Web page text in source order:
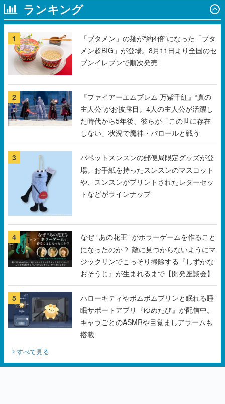
ランキング
1
「ブタメン」の麺が“約4倍”になった「ブタ
メン超BIG」が登場。8月11日より全国のセ
ブンイレブンで順次発売
2
『ファイアーエムブレム 万紫千紅』“真の
主人公”がお披露目。4人の主人公が活躍し
た時代から5年後、彼らが「この世に存在
しない」状況で魔神・バロールと戦う
3
パペットスンスンの郵便局限定グッズが登
場。お手紙を持ったスンスンのマスコット
や、スンスンがプリントされたレターセッ
トなどがラインナップ
4
なぜ “あの花王” がホラーゲームを作ること
になったのか？ 敵に見つからないようにマ
ジックリンでこっそり掃除する『しずかな
おそうじ』が生まれるまで【開発座談会】
5
ハローキティやポムポムプリンと眠れる睡
眠サポートアプリ『ゆめたび』が配信中。
キャラごとのASMRや目覚ましアラームも
搭載
すべて見る